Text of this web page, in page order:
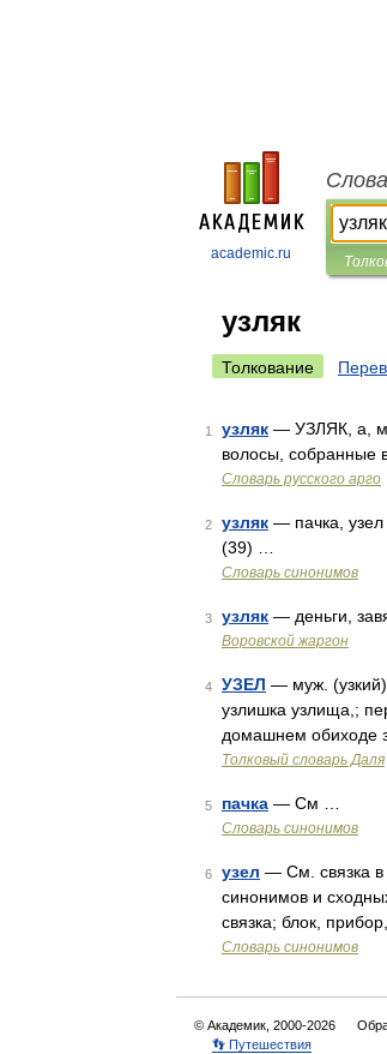
academic.ru
узляк
Толкование
1 узляк — УЗЛЯК, а, м.
волосы, собранные
Словарь русского арго
2 узляк — пачка, узел
(39) …
Словарь синонимов
3 узляк — деньги,
Воровской жаргон
4 УЗЕЛ — муж. (узкий)
узлишка узлища,;
домашнем обиходе
Толковый словарь Даля
5 пачка — См …
Словарь синонимов
6 узел — См. связка в
синонимов и
связка; блок,
Словарь синонимов
© Академик, 2000-2026
👣 Путешествия